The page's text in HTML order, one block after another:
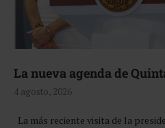
La nueva agenda de
4 agosto, 2026
La más reciente visita de la